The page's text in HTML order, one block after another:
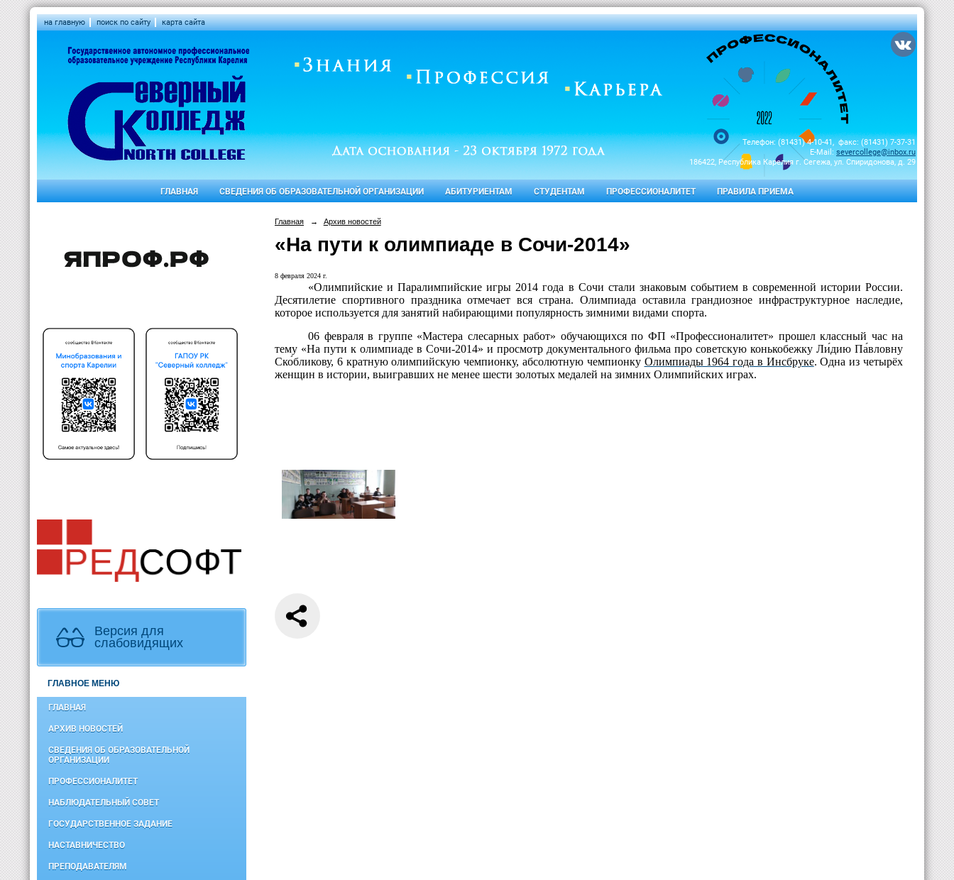
на главную поиск по сайту карта сайта
Телефон: (81431) 4-10-41, факс: (81431) 7-37-31
E-Mail: severcollege@inbox.ru
186422, Республика Карелия г. Сегежа, ул. Спиридонова, д. 29
ГЛАВНАЯ СВЕДЕНИЯ ОБ ОБРАЗОВАТЕЛЬНОЙ ОРГАНИЗАЦИИ АБИТУРИЕНТАМ СТУДЕНТАМ ПРОФЕССИОНАЛИТЕТ ПРАВИЛА ПРИЕМА
Версия для
слабовидящих
ГЛАВНОЕ МЕНЮ
ГЛАВНАЯ
АРХИВ НОВОСТЕЙ
СВЕДЕНИЯ ОБ ОБРАЗОВАТЕЛЬНОЙ
ОРГАНИЗАЦИИ
ПРОФЕССИОНАЛИТЕТ
НАБЛЮДАТЕЛЬНЫЙ СОВЕТ
ГОСУДАРСТВЕННОЕ ЗАДАНИЕ
НАСТАВНИЧЕСТВО
ПРЕПОДАВАТЕЛЯМ
Главная → Архив новостей
«На пути к олимпиаде в Сочи-2014»
8 февраля 2024 г.
«Олимпийские и Паралимпийские игры 2014 года в Сочи стали знаковым событием в современной истории России.
Десятилетие спортивного праздника отмечает вся страна. Олимпиада оставила грандиозное инфраструктурное наследие,
которое используется для занятий набирающими популярность зимними видами спорта.
06 февраля в группе «Мастера слесарных работ» обучающихся по ФП «Профессионалитет» прошел классный час на
тему «На пути к олимпиаде в Сочи-2014» и просмотр документального фильма про советскую конькобежку Ли́дию Па́вловну
Ско́бликову, 6 кратную олимпийскую чемпионку, абсолютную чемпионку Олимпиады 1964 года в Инсбруке. Одна из четырёх
женщин в истории, выигравших не менее шести золотых медалей на зимних Олимпийских играх.